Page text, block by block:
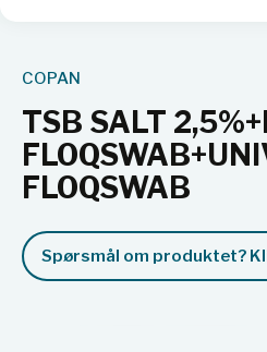
COPAN
TSB SALT
FLOQSWAB
Spørsmål om produktet?